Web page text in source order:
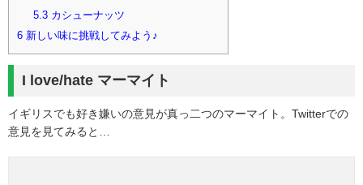
5.3カシューナッツ
6 新しい味に挑戦してみよう♪
I love/hate マーマイト
イギリスでも好き嫌いの意見が真っ二つのマーマイト。Twitterでの
意見を見てみると…